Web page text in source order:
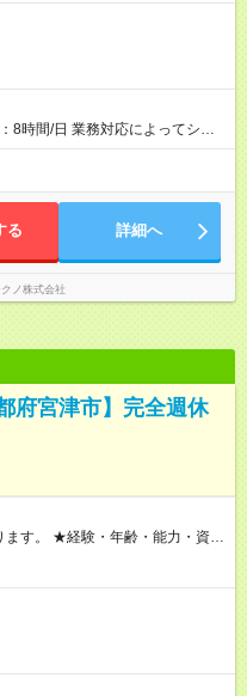
8時間/日 業務対応によってシフ
をして頂きます。
る 詳細へ
クノ株式会社
府宮津市】完全週休
す。 ★経験・年齢・能力・資格
間があり
・待遇に差異はありません。